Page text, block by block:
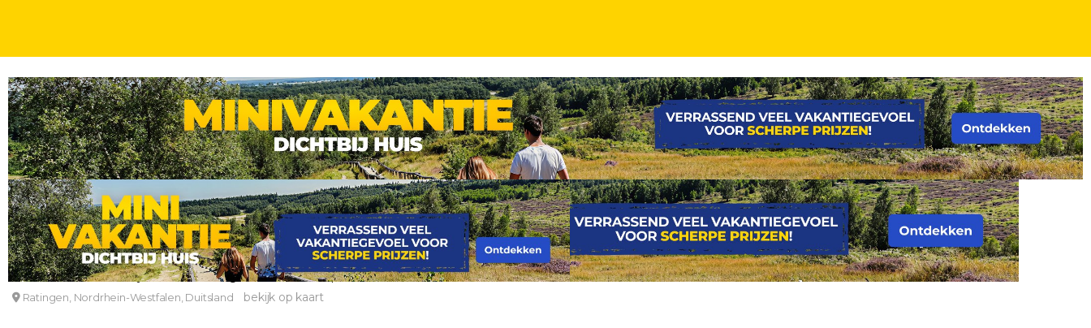
DAGJE UIT DAGEN
Toegang tot Zoo Duisburg en verblijf in 4*-hotel nabij Düsseldorf incl. ontbijt
FOUR POINTS FLEX by Sheraton Ratingen Düsseldorf Airport
Ratingen, Nordrhein-Westfalen, Duitsland bekijk op kaart